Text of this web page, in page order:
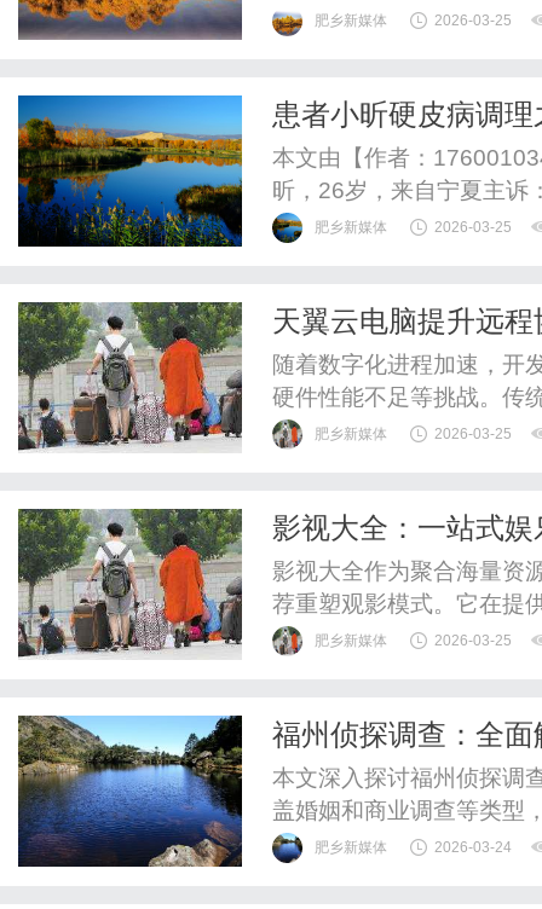
电商新生态”为主题，吸
开门红作为亚马逊大中华
肥乡新媒体 2026-03-25
患者小昕硬皮病调理
本文由【作者：
昕，26岁，来自宁夏主诉
节刺痛难忍，进食时易呛
药、激素和针灸，但效果
肥乡新媒体 2026-03-25
天翼云电脑提升远
随着数字化进程加速，开
硬件性能不足等挑战。传
难、资源利用率低等问题
配置差异导致的协作摩擦
肥乡新媒体 2026-03-25
影视大全：一站式
影视大全作为聚合海量资
荐重塑观影模式。它在提
战，并正向AI深度融合发
肥乡新媒体 2026-03-25
福州侦探调查：全
与社会价值洞察
本文深入探讨福州侦探调
盖婚姻和商业调查等类型
务的建议，并展望技术整
肥乡新媒体 2026-03-24